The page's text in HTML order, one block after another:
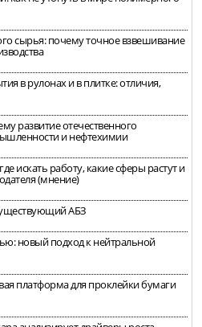
сырья: почему точное взвешивание
в рулонах и в плитке: отличия,
развитие отечественного
и нефтехимии
искать работу, какие сферы растут и
(мнение)
АБЗ
новый подход к нейтральной
платформа для проклейки бумаги